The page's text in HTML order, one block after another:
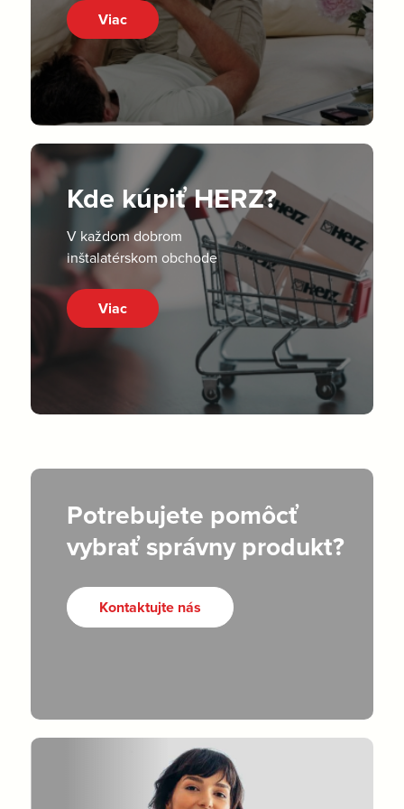
Viac
Kde kúpiť HERZ?
V každom dobrom
inštalatérskom obchode
Viac
Potrebujete pomôcť
vybrať správny produkt?
Kontaktujte nás